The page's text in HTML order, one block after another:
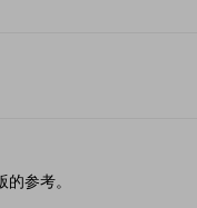
参考。